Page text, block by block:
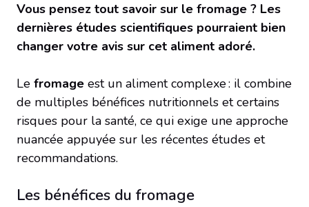
Vous pensez tout savoir sur le fromage ? Les
dernières études scientifiques pourraient bien
changer votre avis sur cet aliment adoré.
Le fromage est un aliment complexe : il combine
de multiples bénéfices nutritionnels et certains
risques pour la santé, ce qui exige une approche
nuancée appuyée sur les récentes études et
recommandations.
Les bénéfices du fromage